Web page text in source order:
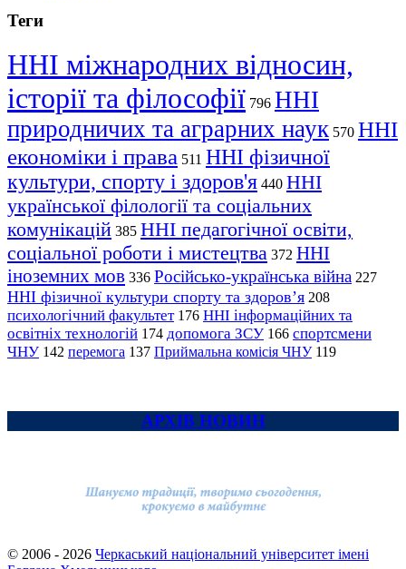
Теги
ННІ міжнародних відносин,
історії та філософії 796 ННІ
природничих та аграрних наук 570 ННІ
економіки і права 511 ННІ фізичної
культури, спорту і здоров'я 440 ННІ
української філології та соціальних
комунікацій 385 ННІ педагогічної освіти,
соціальної роботи і мистецтва 372 ННІ
іноземних мов 336 Російсько-українська війна 227
ННІ фізичної культури спорту та здоров’я 208
психологічний факультет 176 ННІ інформаційних та
освітніх технологій 174 допомога ЗСУ 166 спортсмени
ЧНУ 142 перемога 137 Приймальна комісія ЧНУ 119
АРХІВ НОВИН
© 2006 - 2026 Черкаський національний університет імені